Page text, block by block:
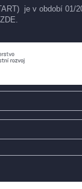
je v období
ZDE